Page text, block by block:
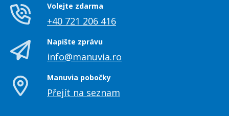
Volejte zdarma
+40 721 206 416
Napište zprávu
info@manuvia.ro
Manuvia pobočky
Přejít na seznam